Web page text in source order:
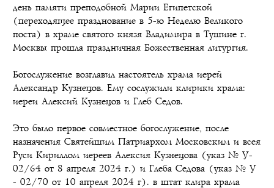
день памяти преподобной Марии Египетской
(переходящее празднование в 5-ю Неделю Великого
поста) в храме святого князя Владимира в Тушине г.
Москвы прошла праздничная Божественная литургия.
Богослужение возглавил настоятель храма иерей
Александр Кузнецов. Ему сослужили клирики храма:
иереи Алексий Кузнецов и Глеб Седов.
Это было первое совместное богослужение, после
назначения Святейшим Патриархом Московским и всея
Руси Кириллом иереев Алексия Кузнецова (указ № У-
02/64 от 8 апреля 2024 г.) и Глеба Седова (указ № У
- 02/70 от 10 апреля 2024 г). в штат клира храма